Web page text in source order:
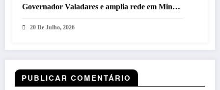
Governador Valadares e amplia rede em Minas
Gerais
20 De Julho, 2026
PUBLICAR COMENTÁRIO